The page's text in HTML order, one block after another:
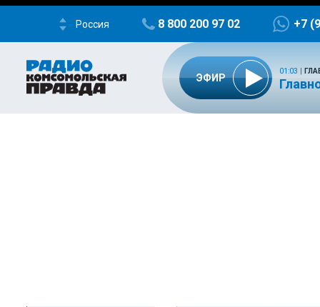
Россия 8 800 200 97 02 +7
ЭФИР
01:03